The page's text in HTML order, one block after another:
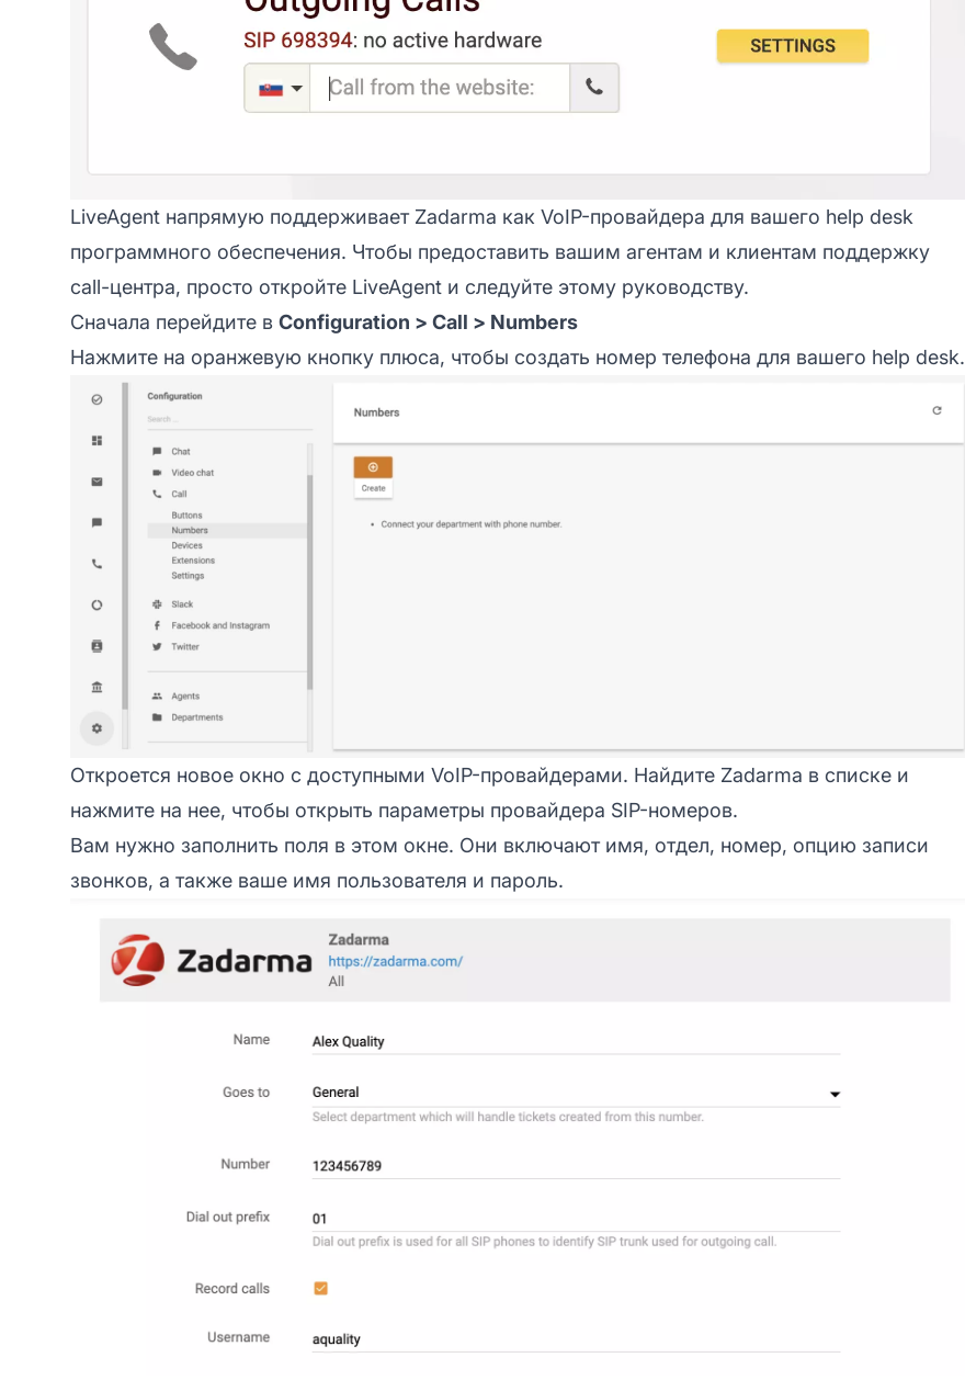
LiveAgent напрямую поддерживает Zadarma как VoIP-провайдера для вашего help desk
программного обеспечения. Чтобы предоставить вашим агентам и клиентам поддержку
call-центра, просто откройте LiveAgent и следуйте этому руководству.
Сначала перейдите в Configuration > Call > Numbers
Нажмите на оранжевую кнопку плюса, чтобы создать номер телефона для вашего help desk.
Откроется новое окно с доступными VoIP-провайдерами. Найдите Zadarma в списке и
нажмите на нее, чтобы открыть параметры провайдера SIP-номеров.
Вам нужно заполнить поля в этом окне. Они включают имя, отдел, номер, опцию записи
звонков, а также ваше имя пользователя и пароль.